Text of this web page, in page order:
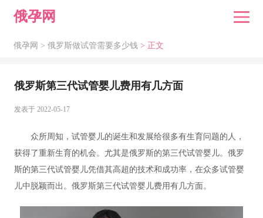
俄孕网
俄孕网 > 俄罗斯做试管需要多少钱 > 正文
俄罗斯第三代试管婴儿费用有几方面
发表于 2022-05-17
众所周知，试管婴儿的诞生和发展给很多有生育问题的人，
获得了重新生育的机会。尤其是俄罗斯的第三代试管婴儿。俄罗
斯的第三代试管婴儿凭借其高超的技术和成功率，在众多试管婴
儿中脱颖而出。俄罗斯第三代试管婴儿费用有几方面。